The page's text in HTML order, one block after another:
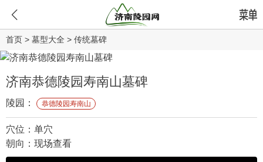
首页 > 墓型大全 > 传统墓碑
济南恭德陵园寿南山墓碑
陵园： 恭德陵园寿南山
穴位： 单穴
朝向： 现场查看